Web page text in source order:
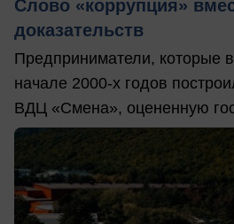
Слово «коррупция»
доказательств
Предприниматели, которые
начале 2000-х годов
ВДЦ «Смена», оцененную